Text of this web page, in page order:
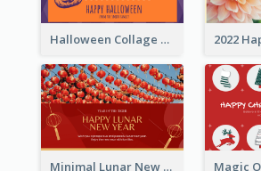
Halloween Collage Greeting Card
Minimal Lunar New Year Celebration Greeting Card